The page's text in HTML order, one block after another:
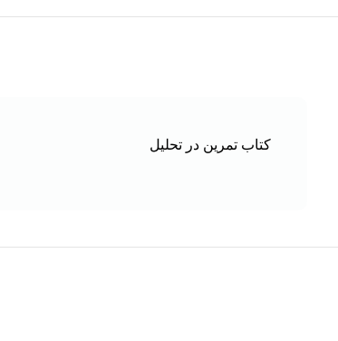
کتاب تمرین در تحلیل